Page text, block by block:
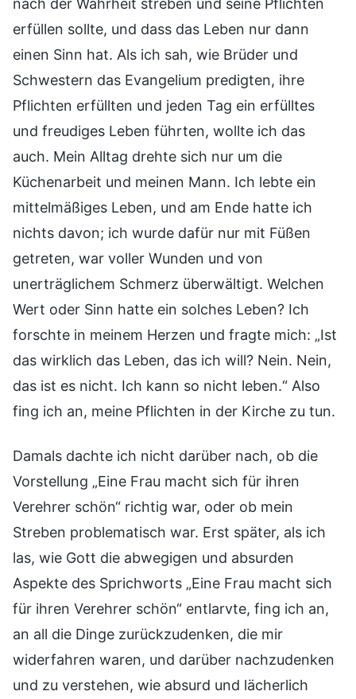
erfüllen sollte, und dass das Leben nur dann
einen Sinn hat. Als ich sah, wie Brüder und
Schwestern das Evangelium predigten, ihre
Pflichten erfüllten und jeden Tag ein erfülltes
und freudiges Leben führten, wollte ich das
auch. Mein Alltag drehte sich nur um die
Küchenarbeit und meinen Mann. Ich lebte ein
mittelmäßiges Leben, und am Ende hatte ich
nichts davon; ich wurde dafür nur mit Füßen
getreten, war voller Wunden und von
unerträglichem Schmerz überwältigt. Welchen
Wert oder Sinn hatte ein solches Leben? Ich
forschte in meinem Herzen und fragte mich: „Ist
das wirklich das Leben, das ich will? Nein. Nein,
das ist es nicht. Ich kann so nicht leben.“ Also
fing ich an, meine Pflichten in der Kirche zu tun.
Damals dachte ich nicht darüber nach, ob die
Vorstellung „Eine Frau macht sich für ihren
Verehrer schön“ richtig war, oder ob mein
Streben problematisch war. Erst später, als ich
las, wie Gott die abwegigen und absurden
Aspekte des Sprichworts „Eine Frau macht sich
für ihren Verehrer schön“ entlarvte, fing ich an,
an all die Dinge zurückzudenken, die mir
widerfahren waren, und darüber nachzudenken
und zu verstehen, wie absurd und lächerlich